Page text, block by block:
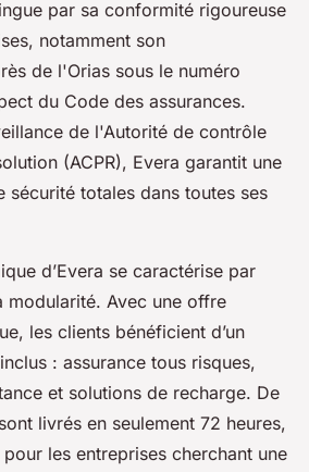
par sa conformité rigoureuse
notamment son
de l'Orias sous le numéro
du Code des assurances.
de l'Autorité de contrôle
(ACPR), Evera garantit une
sécurité totales dans toutes ses
d’Evera se caractérise par
modularité. Avec une offre
les clients bénéficient d’un
: assurance tous risques,
et solutions de recharge. De
livrés en seulement 72 heures,
les entreprises cherchant une